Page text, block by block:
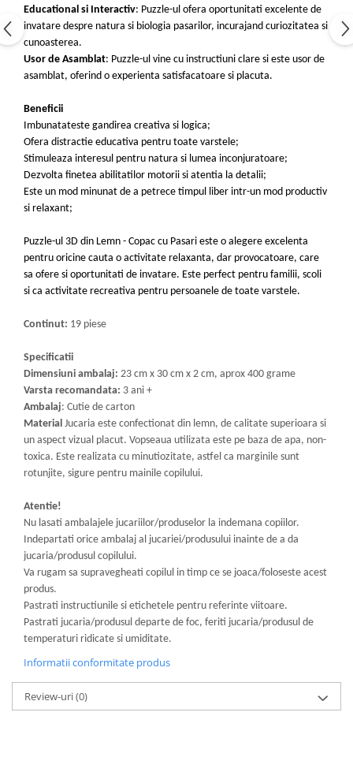
Educational si Interactiv: Puzzle-ul ofera oportunitati excelente de
invatare despre natura si biologia pasarilor, incurajand curiozitatea si
cunoasterea.
Usor de Asamblat: Puzzle-ul vine cu instructiuni clare si este usor de
asamblat, oferind o experienta satisfacatoare si placuta.
Beneficii
Imbunatateste gandirea creativa si logica;
Ofera distractie educativa pentru toate varstele;
Stimuleaza interesul pentru natura si lumea inconjuratoare;
Dezvolta finetea abilitatilor motorii si atentia la detalii;
Este un mod minunat de a petrece timpul liber intr-un mod productiv
si relaxant;
Puzzle-ul 3D din Lemn - Copac cu Pasari este o alegere excelenta
pentru oricine cauta o activitate relaxanta, dar provocatoare, care
sa ofere si oportunitati de invatare. Este perfect pentru familii, scoli
si ca activitate recreativa pentru persoanele de toate varstele.
Continut: 19 piese
Specificatii
Dimensiuni ambalaj: 23 cm x 30 cm x 2 cm, aprox 400 grame
Varsta recomandata: 3 ani +
Ambalaj: Cutie de carton
Material Jucaria este confectionat din lemn, de calitate superioara si
un aspect vizual placut. Vopseaua utilizata este pe baza de apa, non-
toxica. Este realizata cu minutiozitate, astfel ca marginile sunt
rotunjite, sigure pentru mainile copilului.
Atentie!
Nu lasati ambalajele jucariilor/produselor la indemana copiilor.
Indepartati orice ambalaj al jucariei/produsului inainte de a da
jucaria/produsul copilului.
Va rugam sa supravegheati copilul in timp ce se joaca/foloseste acest
produs.
Pastrati instructiunile si etichetele pentru referinte viitoare.
Pastrati jucaria/produsul departe de foc, feriti jucaria/produsul de
temperaturi ridicate si umiditate.
Informatii conformitate produs
Review-uri(0)